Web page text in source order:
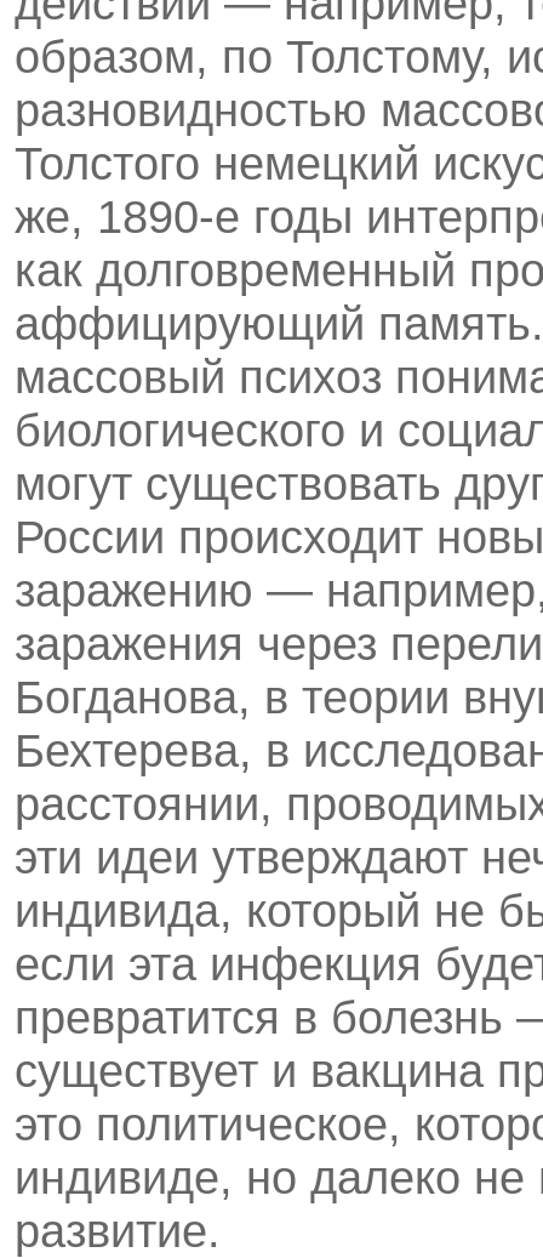
образом, по Толстому,
разновидностью
Толстого немецкий
же, 1890-е годы
как долговременный
аффицирующий память.
массовый психоз
биологического и
могут существовать
России происходит
заражению — например,
заражения через
Богданова, в теории
Бехтерева, в
расстоянии,
эти идеи утверждают
индивида, который не
если эта инфекция
превратится в
сущест­вует и вакцина
это политическое,
индивиде, но далеко не
развитие.